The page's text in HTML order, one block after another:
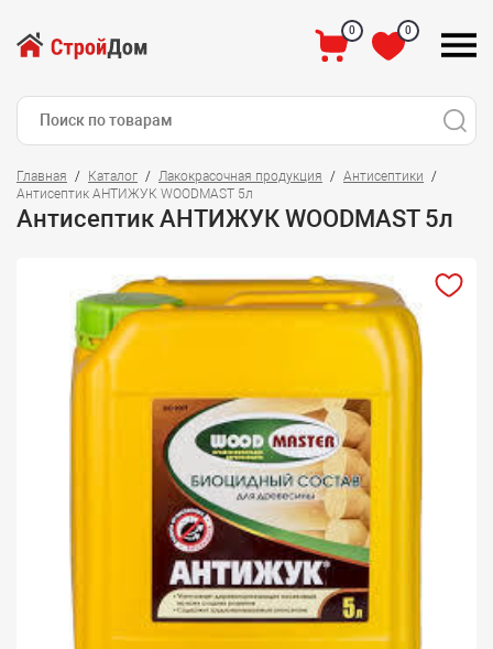
0 0
Главная Каталог Лакокрасочная продукция
Антисептики
Антисептик АНТИЖУК WOODMAST 5л
Антисептик АНТИЖУК WOODMAST 5л